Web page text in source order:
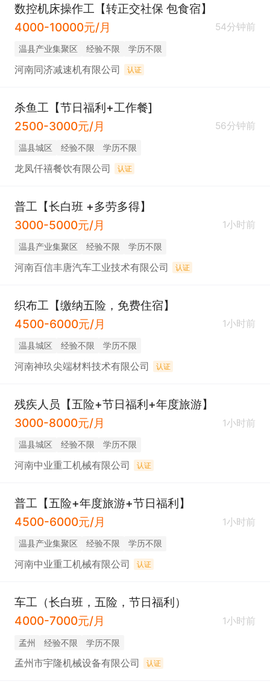
数控机床操作工【转正交社保 包食宿】
4000-10000元/月
54分钟前
温县产业集聚区 经验不限 学历不限
河南同济减速机有限公司 认证
杀鱼工【节日福利+工作餐]
2500-3000元/月
56分钟前
温县城区 经验不限 学历不限
龙凤仟禧餐饮有限公司 认证
普工【长白班 +多劳多得】
3000-5000元/月
1小时前
温县产业集聚区 经验不限 学历不限
河南百信丰唐汽车工业技术有限公司 认证
织布工【缴纳五险，免费住宿】
4500-6000元/月
1小时前
温县城区 经验不限 学历不限
河南神玖尖端材料技术有限公司 认证
残疾人员【五险+节日福利+年度旅游】
3000-8000元/月
1小时前
温县城区 经验不限 学历不限
河南中业重工机械有限公司 认证
普工【五险+年度旅游+节日福利】
4500-6000元/月
1小时前
温县产业集聚区 经验不限 学历不限
河南中业重工机械有限公司 认证
车工（长白班，五险，节日福利）
4000-7000元/月
1小时前
孟州 经验不限 学历不限
孟州市宇隆机械设备有限公司 认证